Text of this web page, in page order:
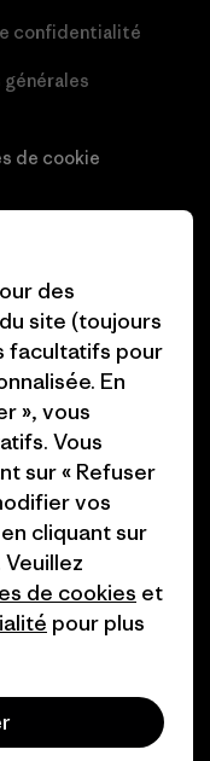
confidentialité
de cookie
d’affiliation
Plan du
des
site (toujours
facultatifs pour
En
», vous
Vous
sur « Refuser
vos
cliquant sur
de cookies et
pour plus